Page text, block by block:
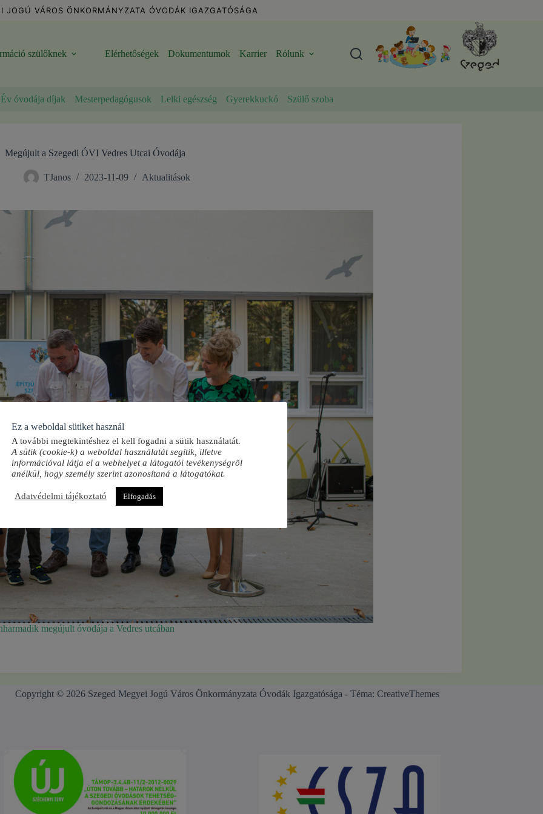
JOGÚ VÁROS ÖNKORMÁNYZATA ÓVODÁK IGAZGATÓSÁGA
szülőknek Elérhetőségek Dokumentumok Karrier Rólunk
Év óvodája díjak Mesterpedagógusok Lelki egészség Gyerekkuckó Szülő szoba
Megújult a Szegedi ÓVI Vedres Utcai Óvodája
TJanos 2023-11-09 Aktualitások
megújult óvodája a Vedres utcában
Copyright © 2026 Szeged Megyei Jogú Város Önkormányzata Óvodák Igazgatósága - Téma:CreativeThemes
Ez a weboldal sütiket használ
A további megtekintéshez el kell fogadni a sütik használatát.
A sütik (cookie-k) a weboldal használatát segítik, illetve
információval látja el a webhelyet a látogatói tevékenységről
anélkül, hogy személy szerint azonosítaná a látogatókat.
Adatvédelmi tájékoztató Elfogadás